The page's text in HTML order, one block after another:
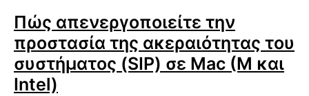
Πώς απενεργοποιείτε την
προστασία της ακεραιότητας του
συστήματος (SIP) σε Mac (M και
Intel)